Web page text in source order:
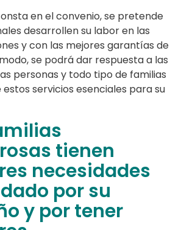
en el convenio, se pretende
desarrollen su labor en las
y con las mejores garantías de
se podrá dar respuesta a las
personas y todo tipo de familias
servicios esenciales para su
tienen
necesidades
por su
y por tener